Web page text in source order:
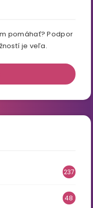
pomáhať? Podpor
je veľa.
237
48